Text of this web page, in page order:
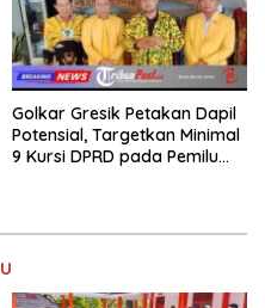
Golkar Gresik Petakan Dapil
Potensial, Targetkan Minimal
9 Kursi DPRD pada Pemilu